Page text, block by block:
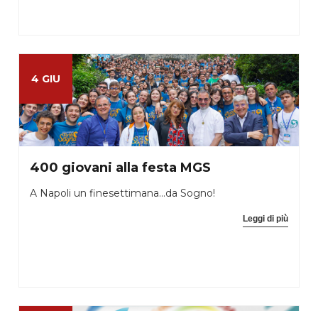
4 GIU
400 giovani alla festa MGS
A Napoli un finesettimana...da Sogno!
Leggi di più